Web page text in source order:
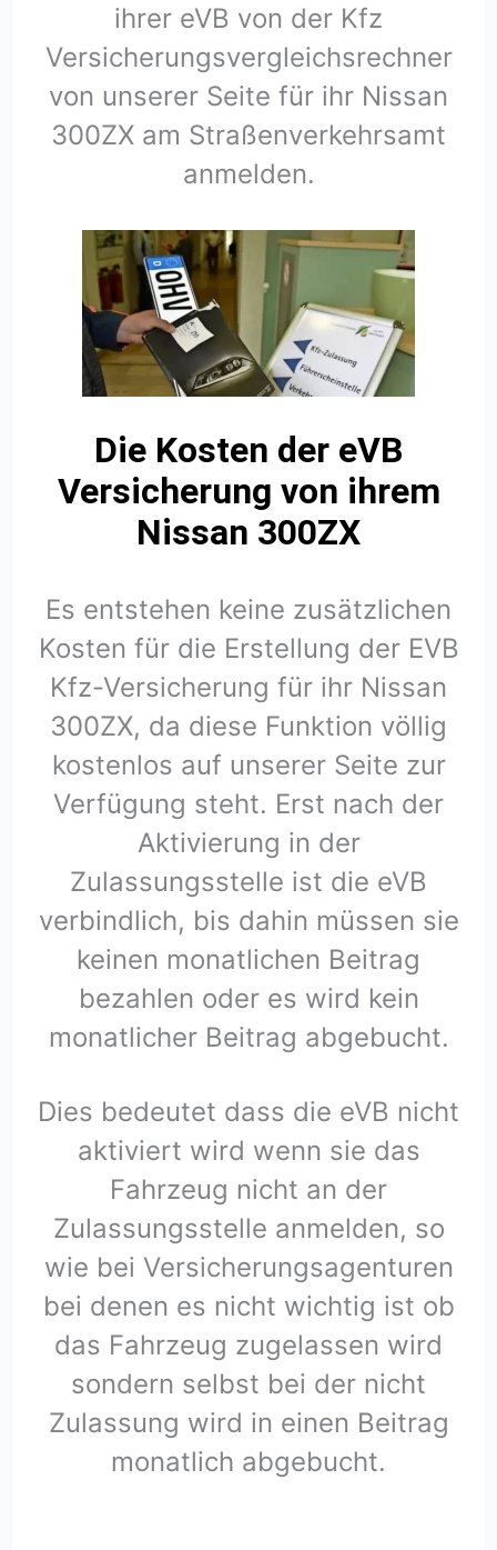
ihrer eVB von der Kfz
Versicherungsvergleichsrechner
von unserer Seite für ihr Nissan
300ZX am Straßenverkehrsamt
anmelden.
Die Kosten der eVB
Versicherung von ihrem
Nissan 300ZX
Es entstehen keine zusätzlichen
Kosten für die Erstellung der EVB
Kfz-Versicherung für ihr Nissan
300ZX, da diese Funktion völlig
kostenlos auf unserer Seite zur
Verfügung steht. Erst nach der
Aktivierung in der
Zulassungsstelle ist die eVB
verbindlich, bis dahin müssen sie
keinen monatlichen Beitrag
bezahlen oder es wird kein
monatlicher Beitrag abgebucht.
Dies bedeutet dass die eVB nicht
aktiviert wird wenn sie das
Fahrzeug nicht an der
Zulassungsstelle anmelden, so
wie bei Versicherungsagenturen
bei denen es nicht wichtig ist ob
das Fahrzeug zugelassen wird
sondern selbst bei der nicht
Zulassung wird in einen Beitrag
monatlich abgebucht.